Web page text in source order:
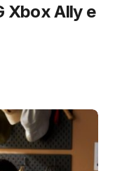
Xbox Ally e